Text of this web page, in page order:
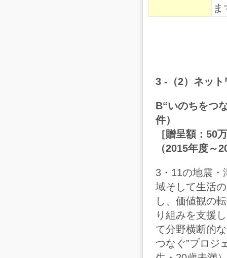
3 -（2）ネッ
B“いのちをつ
件）
［贈呈額：50
（2015年度～
3・11の地震・
域そして生活
し、価値観の
り組みを支援
て分野横断的
つなぐ”プロジ